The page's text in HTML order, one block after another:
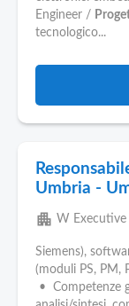
Engineer /
tecnologico...
Umbria -
apartment W Executive
Siemens),
(moduli PS, PM,
• Competenze